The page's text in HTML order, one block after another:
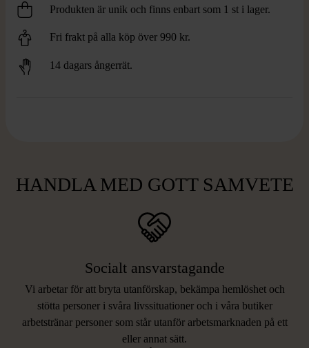
Produkten är unik och finns enbart som 1 st i lager.
Fri frakt på alla köp över 990 kr.
14 dagars ångerrät.
HANDLA MED GOTT SAMVETE
Socialt ansvarstagande
Vi arbetar för att bryta utanförskap, bekämpa hemlöshet och
stötta personer i svåra livssituationer och i våra butiker
arbetstränar personer som står utanför arbetsmarknaden på ett
eller annat sätt.